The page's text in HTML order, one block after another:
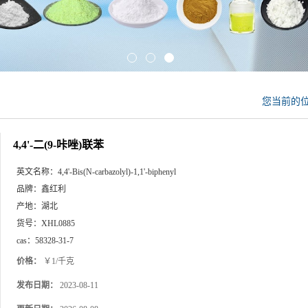
您当前的
4,4'-二(9-咔唑)联苯
英文名称： 4,4'-Bis(N-carbazolyl)-1,1'-biphenyl
品牌： 鑫红利
产地： 湖北
货号： XHL0885
cas： 58328-31-7
价格： ￥1/千克
发布日期： 2023-08-11